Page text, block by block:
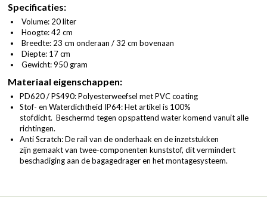
Specificaties:
Volume: 20 liter
Hoogte: 42 cm
Breedte: 23 cm onderaan / 32 cm bovenaan
Diepte: 17 cm
Gewicht: 950 gram
Materiaal eigenschappen:
PD620 / PS490: Polyesterweefsel met PVC coating
Stof- en Waterdichtheid IP64: Het artikel is 100%
stofdicht. Beschermd tegen opspattend water komend vanuit alle
richtingen.
Anti Scratch: De rail van de onderhaak en de inzetstukken
zijn gemaakt van twee-componenten kunststof, dit vermindert
beschadiging aan de bagagedrager en het montagesysteem.